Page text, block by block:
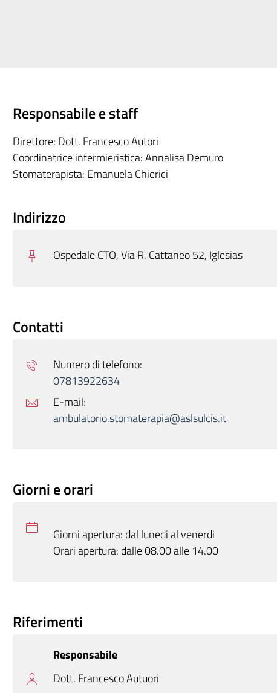
Responsabile e staff
Direttore: Dott. Francesco Autori
Coordinatrice infermieristica: Annalisa Demuro
Stomaterapista: Emanuela Chierici
Indirizzo
Ospedale CTO, Via R. Cattaneo 52, Iglesias
Contatti
Numero di telefono:
07813922634
E-mail:
ambulatorio.stomaterapia@aslsulcis.it
Giorni e orari
Giorni apertura: dal lunedi al venerdi
Orari apertura: dalle 08.00 alle 14.00
Riferimenti
Responsabile
Dott. Francesco Autuori